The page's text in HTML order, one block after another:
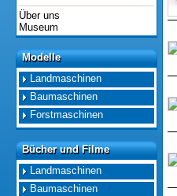
Über uns
Museum
Modelle
Modelle
Landmaschinen
Baumaschinen
Forstmaschinen
Bücher und Filme
Bücher und Filme
Landmaschinen
Baumaschinen